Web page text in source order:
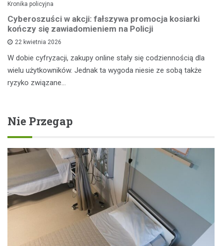
Kronika policyjna
Cyberoszuści w akcji: fałszywa promocja kosiarki
kończy się zawiadomieniem na Policji
22 kwietnia 2026
W dobie cyfryzacji, zakupy online stały się codziennością dla
wielu użytkowników. Jednak ta wygoda niesie ze sobą także
ryzyko związane…
Nie Przegap